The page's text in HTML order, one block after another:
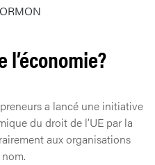
l’économie?
a lancé une initiative
du droit de l’UE par la
aux organisations